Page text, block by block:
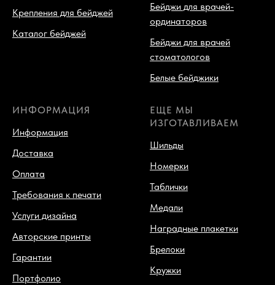
Крепления для бейджей
Каталог бейджей
Бейджи для врачей-
ординаторов
Бейджи для врачей
стоматологов
Белые бейджики
ИНФОРМАЦИЯ
Информация
Доставка
Оплата
Требования к печати
Услуги дизайна
Авторские принты
Гарантии
Портфолио
ЕЩЕ МЫ
ИЗГОТАВЛИВАЕМ
Шильды
Номерки
Таблички
Медали
Наградные плакетки
Брелоки
Кружки